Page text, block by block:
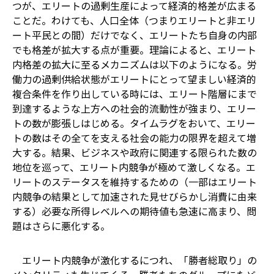
つが、エリートの過剰生産によって経済的格差が広まる
ことだ。わけても、人口全体（つまりエリートと非エリ
ート――平民――との間）だけでなく、エリートたち自身の内部
でも格差が拡大する点が重要。理論によると、エリート
内格差の拡大に至るメカニズムは以下のようになる。労
働力の過剰供給状態がエリートにとって望ましい経済的
複合条件を作り出している時には、エリート階層にまで
到達するような上方への社会的流動性が強まり、エリー
トの数が膨張しはじめる。タイムラグをおいて、エリー
トの数はその全てを支える社会の能力の限界を超えて増
大する。結果、ビジネスや政府に関連する限られた数の
地位を巡って、エリート内競争が極めて激しくなる。エ
リートのステータスを維持するための（一部はエリート
内競争の結果として加速された見せびらかし消費に由来
する）必要な所得レベルへの期待値も急速に高まり、問
題はさらに悪化する。
エリート内競争が激化するにつれ、「勝者総取り」の